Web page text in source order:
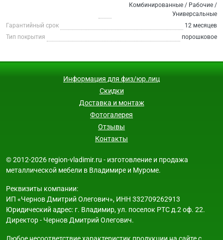
Комбинированные / Рабочие /
Универсальные
Гарантийный срок
12 месяцев
Тип покрытия
порошковое
Информация для физ/юр.лиц
Скидки
Доставка и монтаж
Фотогалерея
Отзывы
Контакты
© 2012-2026 region-vladimir.ru - изготовление и продажа
металлической мебели в Владимире и Муроме.
Реквизиты компании:
ИП «Чернов Дмитрий Олегович», ИНН 332709262913
Юридический адрес: г. Владимир, ул. поселок РТС д.2 оф. 22.
Директор - Чернов Дмитрий Олегович.
Любое несоответствие характеристик продукции на сайте с